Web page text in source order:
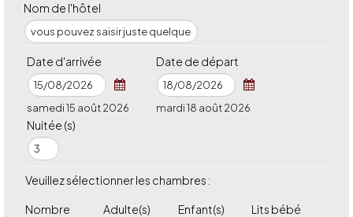
Nom de l'hôtel
Date d'arrivée
samedi 15 août 2026
Date de départ
mardi 18 août 2026
Nuitée (s)
Veuillez sélectionner les chambres :
Nombre Adulte(s) Enfant(s) Lits bébé